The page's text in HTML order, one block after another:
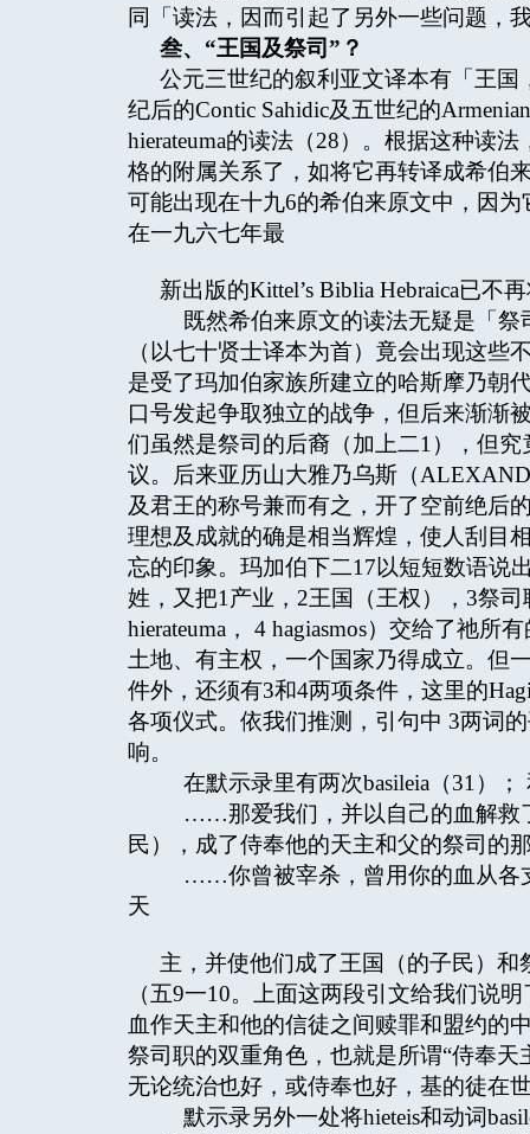
同「读法，因而引起了另外一些问题，
叁、“王国及祭司”？
公元三世纪的叙利亚文译本有「王国
纪后的Contic Sahidic及五世纪的
hierateuma的读法（28）。根据这种读
格的附属关系了，如将它再转译成希伯
可能出现在十九6的希伯来原文中，因
在一九六七年最
新出版的Kittel’s Biblia Hebraica已不
既然希伯来原文的读法无疑是「祭
（以七十贤士译本为首）竟会出现这
是受了玛加伯家族所建立的哈斯摩乃朝
口号发起争取独立的战争，但后来渐渐
们虽然是祭司的后裔（加上二1），但
议。后来亚历山大雅乃乌斯（
及君王的称号兼而有之，开了空前绝后
理想及成就的确是相当辉煌，使人刮目
忘的印象。玛加伯下二17以短短数语说
姓，又把1产业，2王国（王权），3祭司
hierateuma， 4 hagiasmos）交给了祂
土地、有主权，一个国家乃得成立。但
件外，还须有3和4两项条件，这里的
各项仪式。依我们推测，引句中 3两词
响。
在默示录里有两次basileia（31）；
……那爱我们，并以自己的血解救
民），成了侍奉他的天主和父的祭司的
……你曾被宰杀，曾用你的血从各
天
主，并使他们成了王国（的子民）
（五9一10。上面这两段引文给我们说
血作天主和他的信徒之间赎罪和盟约的
祭司职的双重角色，也就是所谓“侍奉天
无论统治也好，或侍奉也好，基的徒在
默示录另外一处将hieteis和动词